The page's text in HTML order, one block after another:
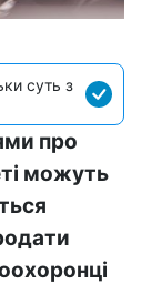
суть з
про
можуть